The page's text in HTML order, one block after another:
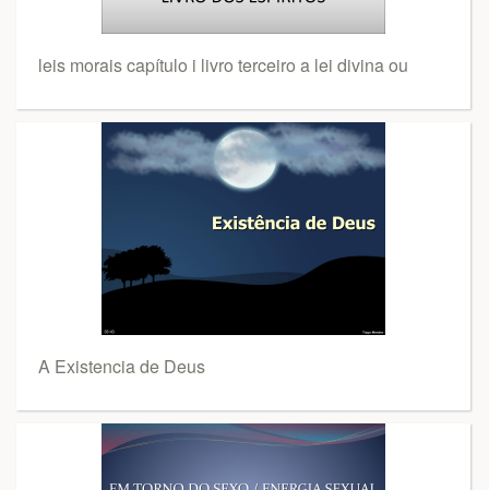
leis morais capítulo i livro terceiro a lei divina ou
A Existencia de Deus